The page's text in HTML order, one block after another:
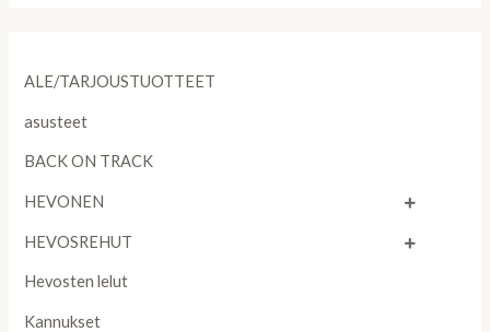
ALE/TARJOUSTUOTTEET
asusteet
BACK ON TRACK
HEVONEN
HEVOSREHUT
Hevosten lelut
Kannukset